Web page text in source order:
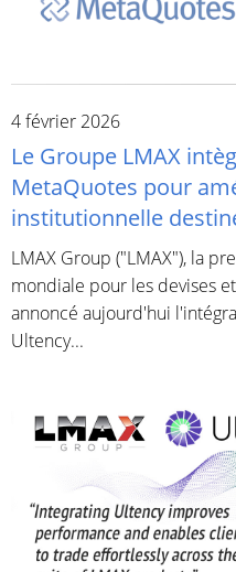
4 février 2026
Le Groupe LMAX
MetaQuotes pour
institutionnelle
LMAX Group ("LMAX"), la
mondiale pour les devises
annoncé aujourd'hui
Ultency...